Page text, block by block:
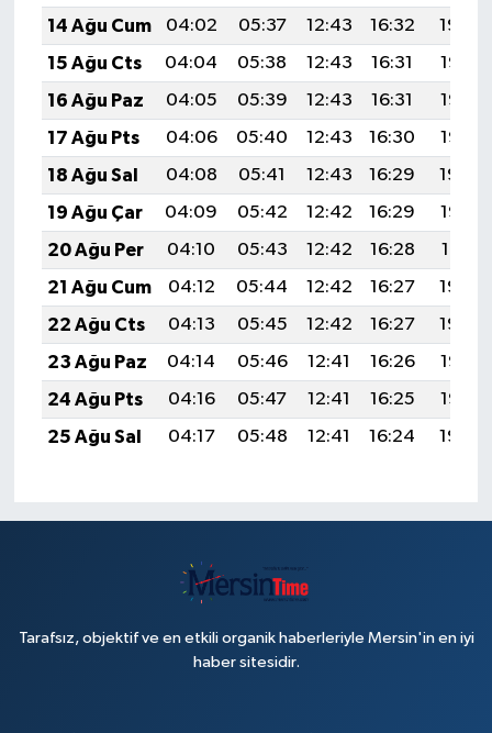
14 Ağu Cum
04:02 05:37 12:43 16:32
19:40
15 Ağu Cts
04:04 05:38 12:43 16:31
19:38
16 Ağu Paz
04:05 05:39 12:43 16:31
19:37
17 Ağu Pts
04:06 05:40 12:43 16:30
19:36
18 Ağu Sal
04:08 05:41 12:43 16:29
19:34
19 Ağu Çar
04:09 05:42 12:42 16:29
19:33
20 Ağu Per
04:10 05:43 12:42 16:28
19:31
21 Ağu Cum
04:12 05:44 12:42 16:27
19:30
22 Ağu Cts
04:13 05:45 12:42 16:27
19:29
23 Ağu Paz
04:14 05:46 12:41 16:26
19:27
24 Ağu Pts
04:16 05:47 12:41 16:25
19:26
25 Ağu Sal
04:17 05:48 12:41 16:24 19:24
Tarafsız, objektif ve en etkili organik haberleriyle Mersin'in en iyi
haber sitesidir.